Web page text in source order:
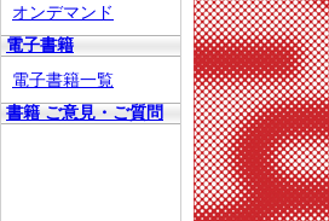
オンデマンド
電子書籍
電子書籍一覧
書籍 ご意見・ご質問